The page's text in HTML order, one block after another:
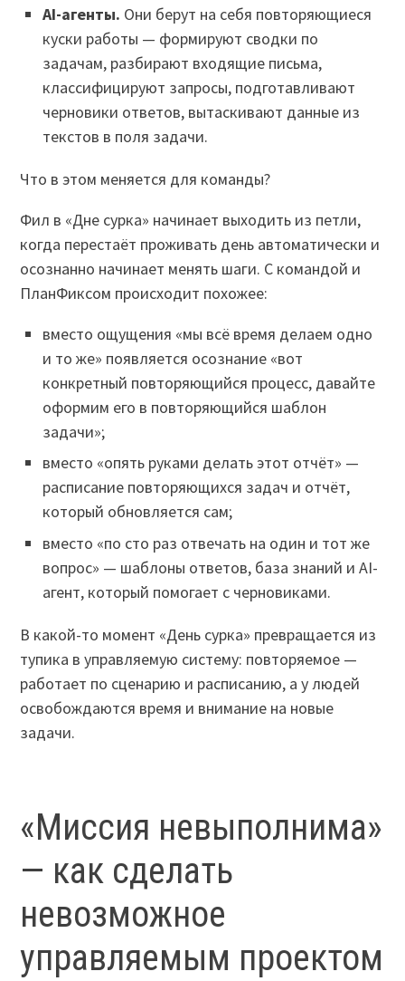
AI-агенты. Они берут на себя повторяющиеся
куски работы — формируют сводки по
задачам, разбирают входящие письма,
классифицируют запросы, подготавливают
черновики ответов, вытаскивают данные из
текстов в поля задачи.
Что в этом меняется для команды?
Фил в «Дне сурка» начинает выходить из петли,
когда перестаёт проживать день автоматически и
осознанно начинает менять шаги. С командой и
ПланФиксом происходит похожее:
вместо ощущения «мы всё время делаем одно
и то же» появляется осознание «вот
конкретный повторяющийся процесс, давайте
оформим его в повторяющийся шаблон
задачи»;
вместо «опять руками делать этот отчёт» —
расписание повторяющихся задач и отчёт,
который обновляется сам;
вместо «по сто раз отвечать на один и тот же
вопрос» — шаблоны ответов, база знаний и AI-
агент, который помогает с черновиками.
В какой-то момент «День сурка» превращается из
тупика в управляемую систему: повторяемое —
работает по сценарию и расписанию, а у людей
освобождаются время и внимание на новые
задачи.
«Миссия невыполнима»
— как сделать
невозможное
управляемым проектом